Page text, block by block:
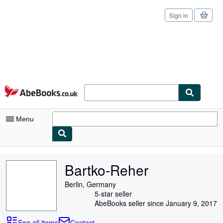
Skip to main content
AbeBooks.co.uk
Sign in
Menu
Bartko-Reher
Berlin, Germany
5-star seller
AbeBooks seller since January 9, 2017